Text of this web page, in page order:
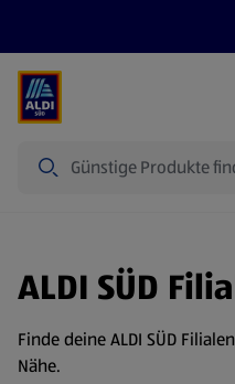
ALDI SÜD
Finde deine ALDI SÜD
Nähe.